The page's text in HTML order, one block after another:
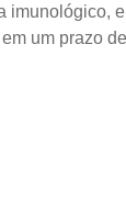
imunológico,
um prazo